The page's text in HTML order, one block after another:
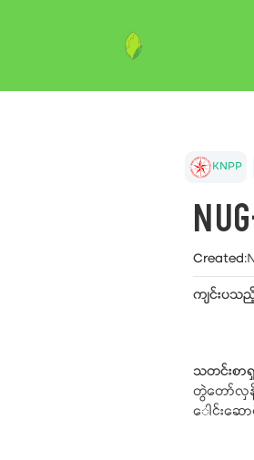
KNPP
Created:
ကျင်းပသ
သတင်းစာ
တွဲတော်လှန်
ေါင်းဆေ